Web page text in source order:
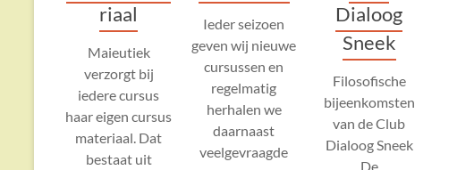
riaal
Maieutiek
verzorgt bij
iedere cursus
haar eigen cursus
materiaal. Dat
bestaat uit
Ieder seizoen
geven wij nieuwe
cursussen en
regelmatig
herhalen we
daarnaast
veelgevraagde
Dialoog
Sneek
Filosofische
bijeenkomsten
van de Club
Dialoog Sneek
De